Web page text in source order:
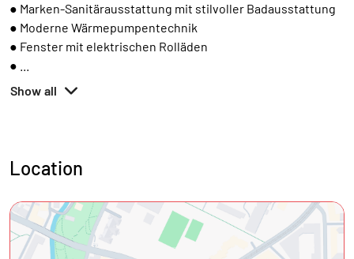
● Marken-Sanitärausstattung mit stilvoller Badausstattung
● Moderne Wärmepumpentechnik
● Fenster mit elektrischen Rolläden
●
Show all
Location